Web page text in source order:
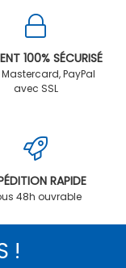
100% SÉCURISÉ
PayPal
avec SSL
RAPIDE
48h ouvrable
!